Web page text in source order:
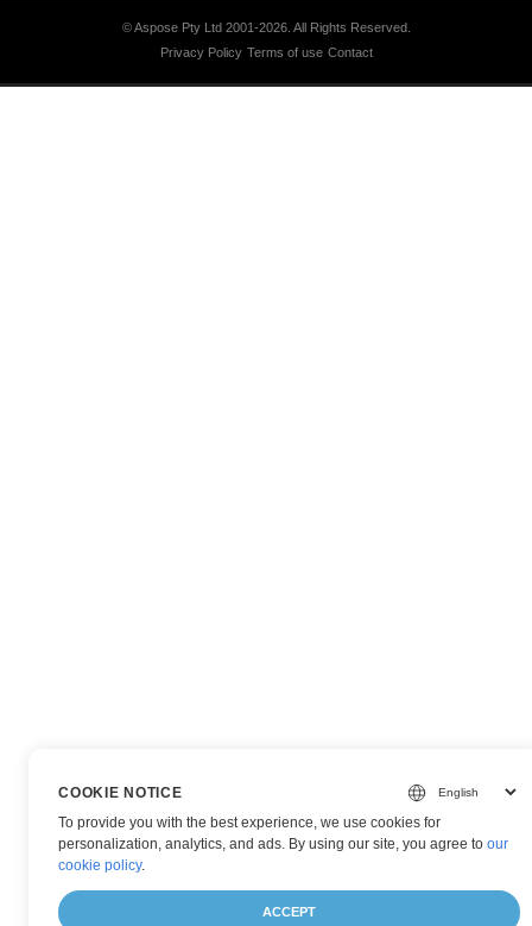
© Aspose Pty Ltd 2001-2026. All Rights Reserved.
Privacy Policy Terms of use Contact
COOKIE NOTICE
To provide you with the best experience, we use cookies for
personalization, analytics, and ads. By using our site, you agree toour
cookie policy.
ACCEPT